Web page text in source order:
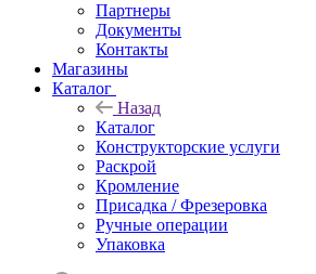
Партнеры
Документы
Контакты
Магазины
Каталог
Назад
Каталог
Конструкторские услуги
Раскрой
Кромление
Присадка / Фрезеровка
Ручные операции
Упаковка